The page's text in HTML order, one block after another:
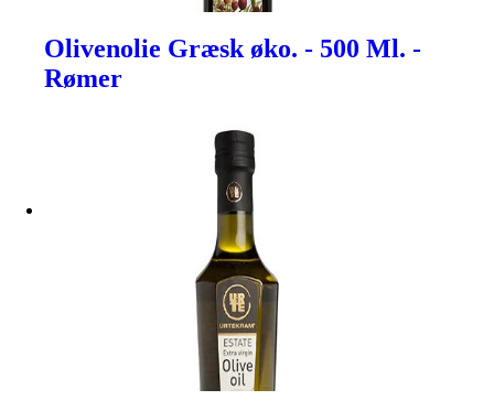
Olivenolie Græsk øko. - 500 Ml. -
Rømer